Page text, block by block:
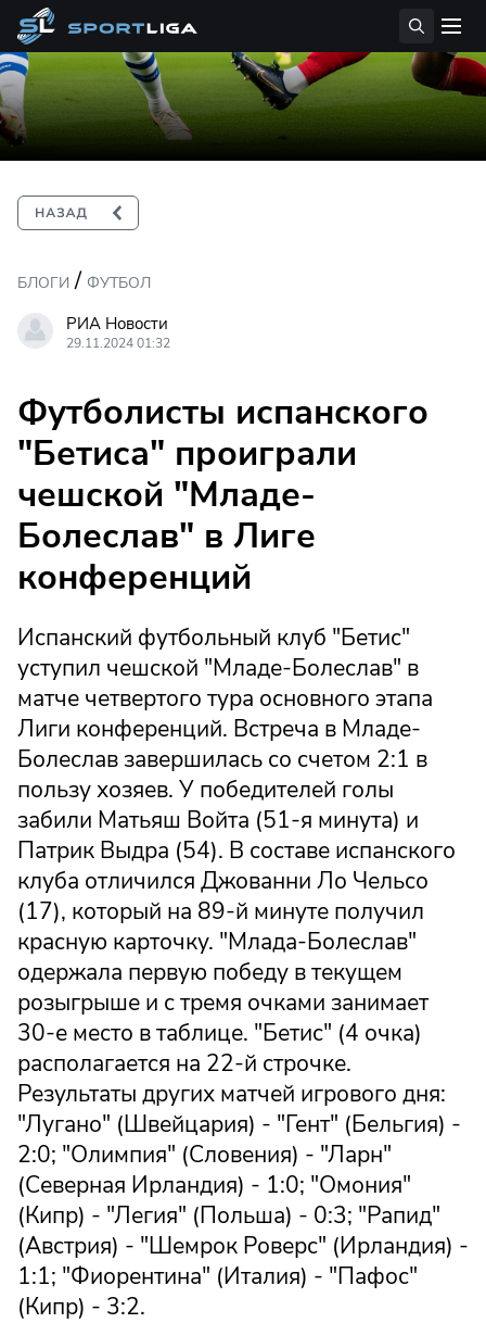
БЛОГИ / ФУТБОЛ
РИА Новости
29.11.2024 01:32
Футболисты испанского
"Бетиса" проиграли
чешской "Младе-
Болеслав" в Лиге
конференций
Испанский футбольный клуб "Бетис"
уступил чешской "Младе-Болеслав" в
матче четвертого тура основного этапа
Лиги конференций. Встреча в Младе-
Болеслав завершилась со счетом 2:1 в
пользу хозяев. У победителей голы
забили Матьяш Войта (51-я минута) и
Патрик Выдра (54). В составе испанского
клуба отличился Джованни Ло Чельсо
(17), который на 89-й минуте получил
красную карточку. "Млада-Болеслав"
одержала первую победу в текущем
розыгрыше и с тремя очками занимает
30-е место в таблице. "Бетис" (4 очка)
располагается на 22-й строчке.
Результаты других матчей игрового дня:
"Лугано" (Швейцария) - "Гент" (Бельгия) -
2:0; "Олимпия" (Словения) - "Ларн"
(Северная Ирландия) - 1:0; "Омония"
(Кипр) - "Легия" (Польша) - 0:3; "Рапид"
(Австрия) - "Шемрок Роверс" (Ирландия) -
1:1; "Фиорентина" (Италия) - "Пафос"
(Кипр) - 3:2.